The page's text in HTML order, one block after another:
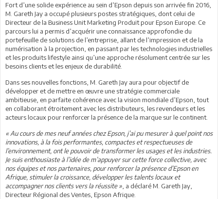
Fort d’une solide expérience au sein d’Epson depuis son arrivée fin 2016,
M. Gareth Jay a occupé plusieurs postes stratégiques, dont celui de
Directeur de la Business Unit Marketing Produit pour Epson Europe. Ce
parcours lui a permis d’acquérir une connaissance approfondie du
portefeuille de solutions de l’entreprise, allant de l’impression et de la
numérisation à la projection, en passant par les technologies industrielles
et les produits lifestyle ainsi qu’une approche résolument centrée sur les
besoins clients et les enjeux de durabilité.
Dans ses nouvelles fonctions, M. Gareth Jay aura pour objectif de
développer et de mettre en œuvre une stratégie commerciale
ambitieuse, en parfaite cohérence avec la vision mondiale d’Epson, tout
en collaborant étroitement avec les distributeurs, les revendeurs et les
acteurs locaux pour renforcer la présence de la marque sur le continent.
« Au cours de mes neuf années chez Epson, j’ai pu mesurer à quel point nos
innovations, à la fois performantes, compactes et respectueuses de
l’environnement, ont le pouvoir de transformer les usages et les industries.
Je suis enthousiaste à l’idée de m’appuyer sur cette force collective, avec
nos équipes et nos partenaires, pour renforcer la présence d’Epson en
Afrique, stimuler la croissance, développer les talents locaux et
accompagner nos clients vers la réussite » , a déclaré M. Gareth Jay,
Directeur Régional des Ventes, Epson Afrique.